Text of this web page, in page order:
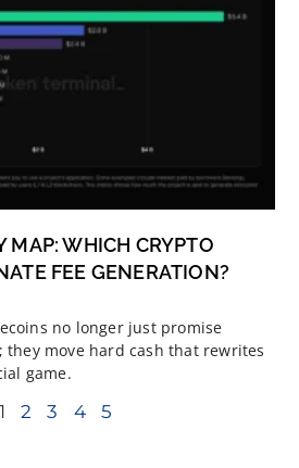
MAP: WHICH CRYPTO
FEE GENERATION?
no longer just promise
move hard cash that rewrites
game.
1 2 3 4 5